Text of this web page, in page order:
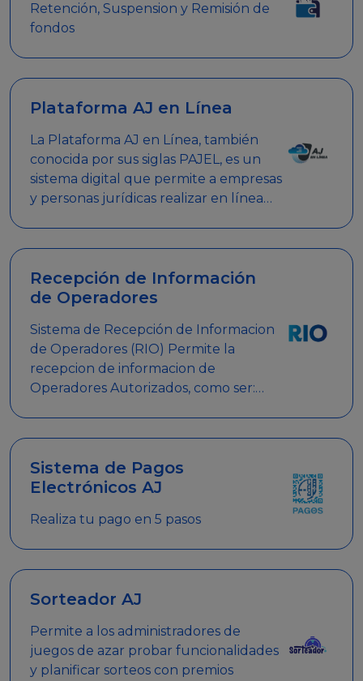
Retención, Suspension y Remisión de
fondos
Plataforma AJ en Línea
La Plataforma AJ en Línea, también
conocida por sus siglas PAJEL, es un
sistema digital que permite a empresas
y personas jurídicas realizar en línea
Recepción de Información
de Operadores
Sistema de Recepción de Informacion
de Operadores (RIO) Permite la
recepcion de informacion de
Operadores Autorizados, como ser:
Sistema de Pagos
Electrónicos AJ
Realiza tu pago en 5 pasos
Sorteador AJ
Permite a los administradores de
juegos de azar probar funcionalidades
y planificar sorteos con premios